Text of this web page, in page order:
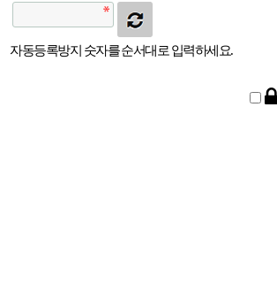
자동등록방지 숫자를 순서대로 입력하세요.